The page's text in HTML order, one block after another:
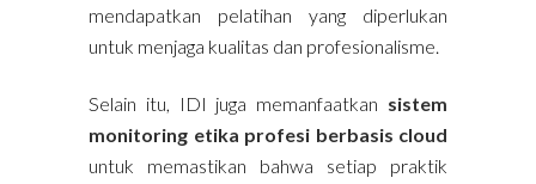
mendapatkan pelatihan yang diperlukan
untuk menjaga kualitas dan profesionalisme.
Selain itu, IDI juga memanfaatkan sistem
monitoring etika profesi berbasis cloud
untuk memastikan bahwa setiap praktik